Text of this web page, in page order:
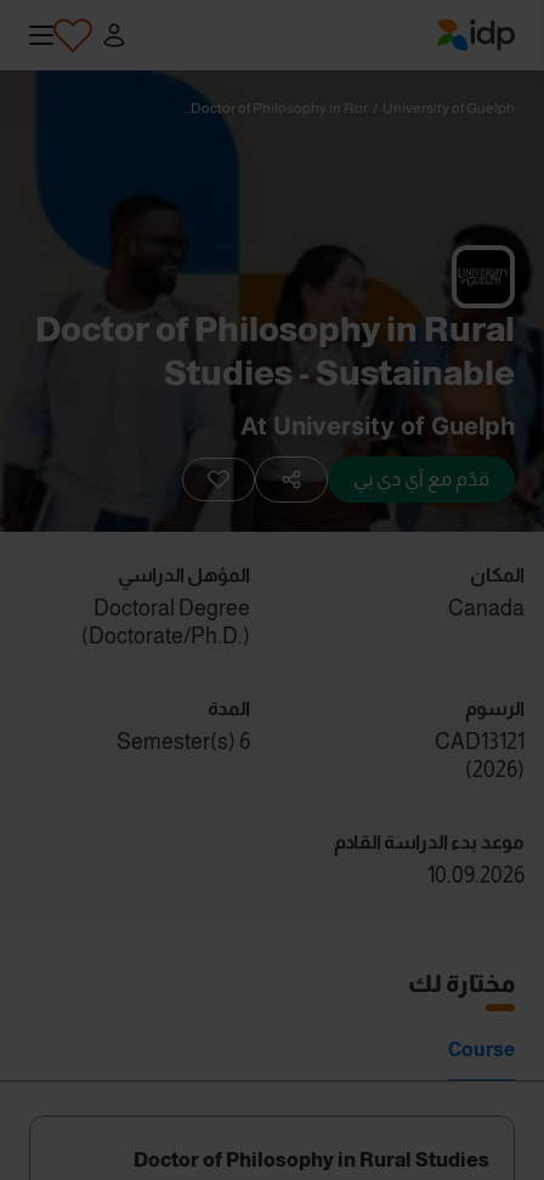
University of Guelph
/
Doctor of Philosophy in Rur...
Doctor of Philosophy in Rural
Studies - Sustainable
Landscape Systems
At University of Guelph
قدّم مع آي دي بي
المكان
Canada
المؤهل الدراسي
Doctoral Degree
(Doctorate/Ph.D.)
الرسوم
CAD13121
(
2026
)
المدة
6 Semester(s)
موعد بدء الدراسة القادم
10.09.2026
مختارة لك
Course
Doctor of Philosophy in Rural Studies